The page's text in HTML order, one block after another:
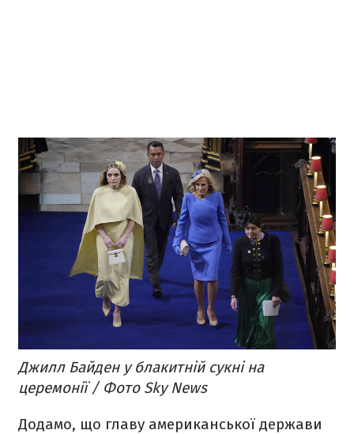
Джилл Байден у блакитній сукні на
церемонії / Фото Sky News
Додамо, що главу американської держави